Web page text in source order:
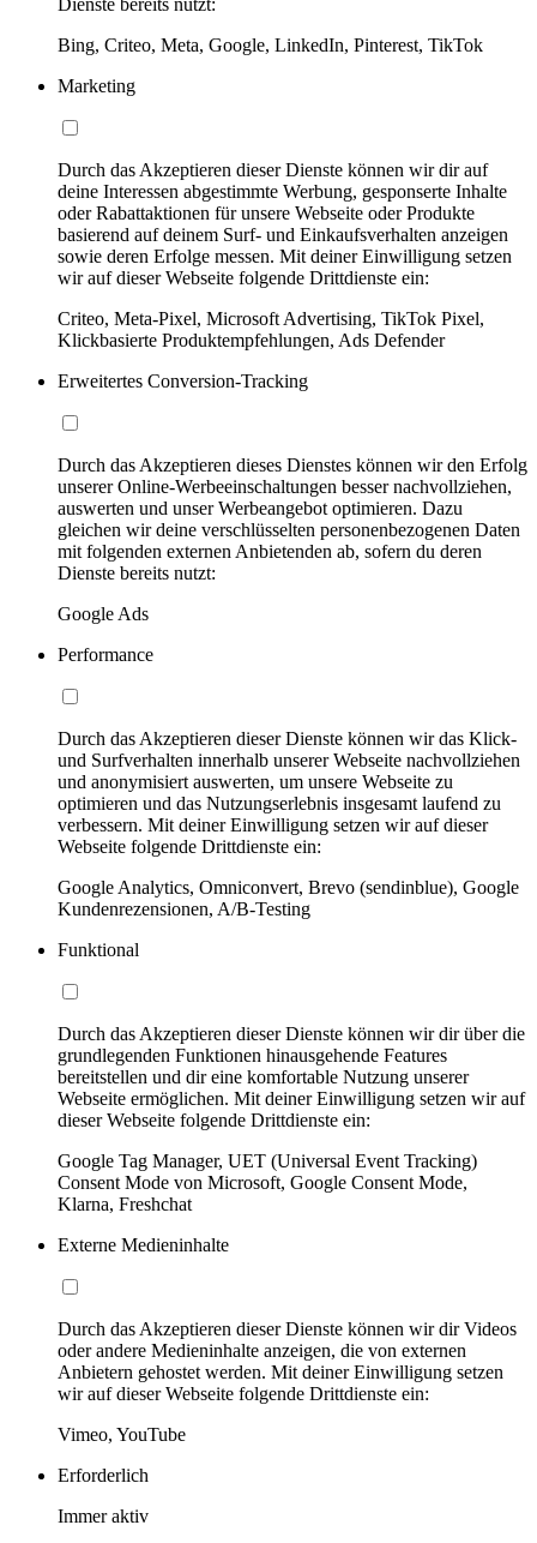
Dienste bereits nutzt:
Bing, Criteo, Meta, Google, LinkedIn, Pinterest, TikTok
Marketing
Durch das Akzeptieren dieser Dienste können wir dir auf
deine Interessen abgestimmte Werbung, gesponserte Inhalte
oder Rabattaktionen für unsere Webseite oder Produkte
basierend auf deinem Surf- und Einkaufsverhalten anzeigen
sowie deren Erfolge messen. Mit deiner Einwilligung setzen
wir auf dieser Webseite folgende Drittdienste ein:
Criteo, Meta-Pixel, Microsoft Advertising, TikTok Pixel,
Klickbasierte Produktempfehlungen, Ads Defender
Erweitertes Conversion-Tracking
Durch das Akzeptieren dieses Dienstes können wir den Erfolg
unserer Online-Werbeeinschaltungen besser nachvollziehen,
auswerten und unser Werbeangebot optimieren. Dazu
gleichen wir deine verschlüsselten personenbezogenen Daten
mit folgenden externen Anbietenden ab, sofern du deren
Dienste bereits nutzt:
Google Ads
Performance
Durch das Akzeptieren dieser Dienste können wir das Klick-
und Surfverhalten innerhalb unserer Webseite nachvollziehen
und anonymisiert auswerten, um unsere Webseite zu
optimieren und das Nutzungserlebnis insgesamt laufend zu
verbessern. Mit deiner Einwilligung setzen wir auf dieser
Webseite folgende Drittdienste ein:
Google Analytics, Omniconvert, Brevo (sendinblue), Google
Kundenrezensionen, A/B-Testing
Funktional
Durch das Akzeptieren dieser Dienste können wir dir über die
grundlegenden Funktionen hinausgehende Features
bereitstellen und dir eine komfortable Nutzung unserer
Webseite ermöglichen. Mit deiner Einwilligung setzen wir auf
dieser Webseite folgende Drittdienste ein:
Google Tag Manager, UET (Universal Event Tracking)
Consent Mode von Microsoft, Google Consent Mode,
Klarna, Freshchat
Externe Medieninhalte
Durch das Akzeptieren dieser Dienste können wir dir Videos
oder andere Medieninhalte anzeigen, die von externen
Anbietern gehostet werden. Mit deiner Einwilligung setzen
wir auf dieser Webseite folgende Drittdienste ein:
Vimeo, YouTube
Erforderlich
Immer aktiv